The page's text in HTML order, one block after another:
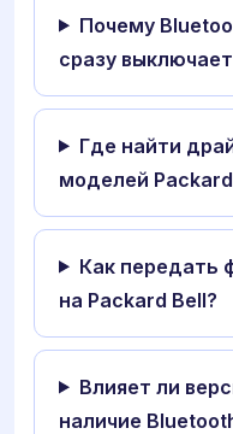
Почему
сразу
Где найти
моделей
Как передать
на Packard Bell?
Влияет ли
наличие